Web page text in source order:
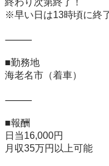
終わり次第終了！
※早い日は13時頃に終
⸻
■勤務地
海老名市（着車）
⸻
■報酬
日当16,000円
月収35万円以上可能